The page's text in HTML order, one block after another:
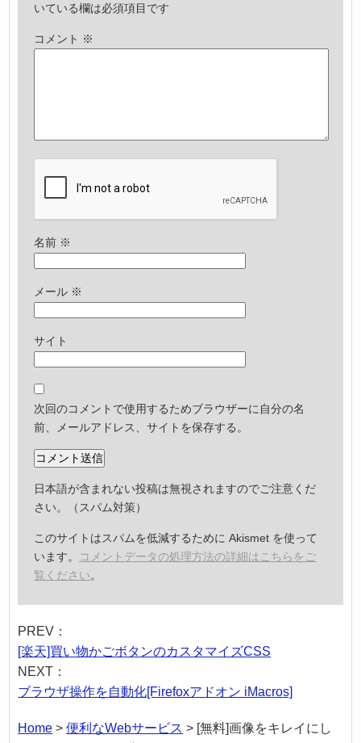
いている欄は必須項目です
コメント ※
名前 ※
メール ※
サイト
次回のコメントで使用するためブラウザーに自分の名
前、メールアドレス、サイトを保存する。
日本語が含まれない投稿は無視されますのでご注意くだ
さい。（スパム対策）
このサイトはスパムを低減するために Akismet を使って
います。
コメントデータの処理方法の詳細はこちらをご
覧ください。
PREV：
[楽天]買い物かごボタンのカスタマイズCSS
NEXT：
ブラウザ操作を自動化[Firefoxアドオン iMacros]
Home >便利なWebサービス > [無料]画像をキレイにし